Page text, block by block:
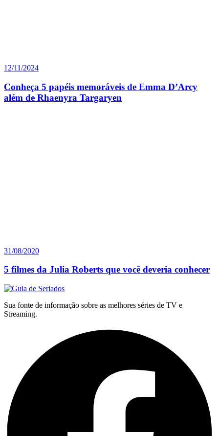
12/11/2024
Conheça 5 papéis memoráveis de Emma D’Arcy
além de Rhaenyra Targaryen
31/08/2020
5 filmes da Julia Roberts que você deveria conhecer
Sua fonte de informação sobre as melhores séries de TV e
Streaming.